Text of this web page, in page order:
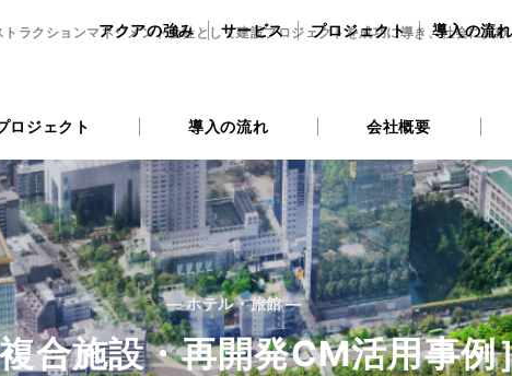
ラクションマネジメント会社として建設プロジェクトを成功に導き、社会に貢
ロジェクト 導入の流れ 会社概要
アクアの強み サービス プロジェクト 導入の流れ
— ホテル・旅館 —
合施設・再開発CM活用事例